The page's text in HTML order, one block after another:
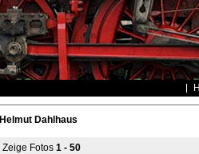
Helmut Dahlhaus
Zeige Fotos 1 - 50